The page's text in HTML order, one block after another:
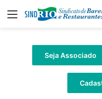
Menu
Seja Associado